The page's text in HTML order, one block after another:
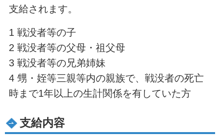
支給されます。
1 戦没者等の子
2 戦没者等の父母・祖父母
3 戦没者等の兄弟姉妹
4 甥・姪等三親等内の親族で、戦没者の死亡
時まで1年以上の生計関係を有していた方
支給内容